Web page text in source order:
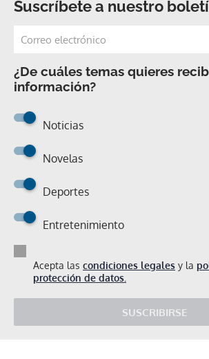
Suscríbete a nuestro
¿De cuáles temas quieres
información?
Noticias
Novelas
Deportes
Entretenimiento
Acepta las condiciones legales y la
protección de datos.
SUSCRIBIRSE